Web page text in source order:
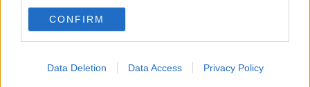
CONFIRM
Data Deletion Data Access Privacy Policy
"Ci sono due elementi che rendono questo premio speciale - ha
osservato l'assessore- il fatto che sia attribuito da uno dei principali
attori mondiali del turismo sulla base delle esperienze reali dei
che Montepulciano è l’unica città italiana presente nella classifica